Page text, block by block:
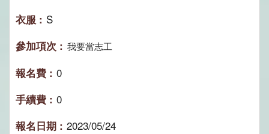
S
我要當志工
0
0
2023/05/24